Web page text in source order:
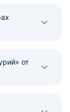
от